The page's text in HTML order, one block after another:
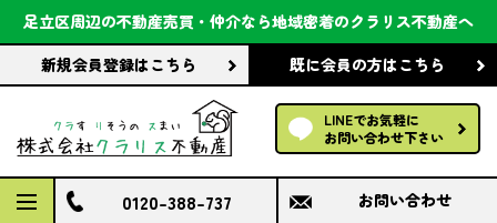
足立区周辺の不動産売買・仲介なら地域密着のクラリス不動産へ
新規会員登録はこちら 既に会員の方はこちら
LINEでお気軽に
お問い合わせ下さい
会社案内
前回の履歴で探す
保存した条件で探す
検討中の物件
0120-388-737 お問い合わせ